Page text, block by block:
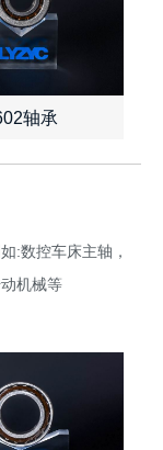
轴承
了解报价
:数控车床主轴，
机械等